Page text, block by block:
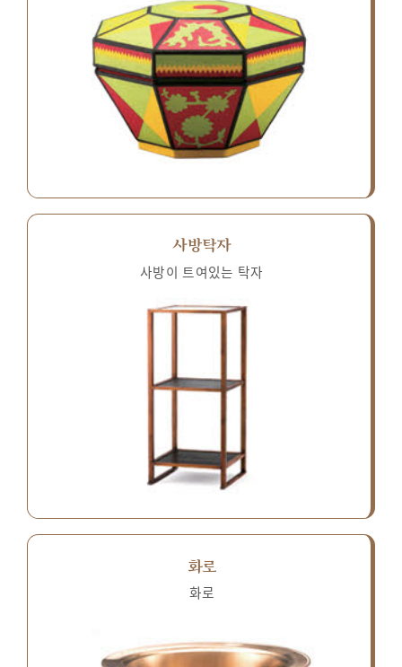
사방탁자
사방이 트여있는 탁자
화로
화로